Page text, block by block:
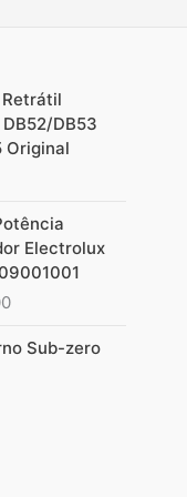
DB53
Original
Electrolux
Sub-zero